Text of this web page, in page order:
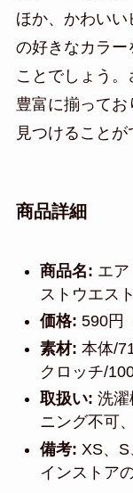
ほか、かわい
の好きなカラー
ことでしょう
豊富に揃って
見つけることが
商品詳細
商品名: エ
ストウエスト
価格: 590円
素材: 本体/
クロッチ/
取扱い: 洗濯
ニング不可
備考: XS、
インストア